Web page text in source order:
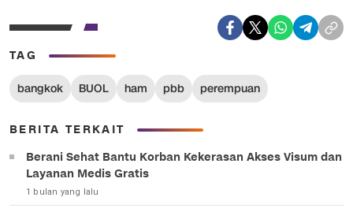
TAG
bangkok BUOL ham pbb perempuan
BERITA TERKAIT
Berani Sehat Bantu Korban Kekerasan Akses Visum dan
Layanan Medis Gratis
1 bulan yang lalu